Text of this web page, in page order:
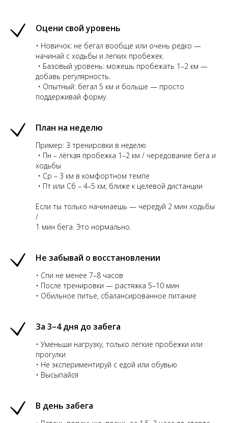
Оцени свой уровень
• Новичок: не бегал вообще или очень редко —
начинай с ходьбы и легких пробежек.
• Базовый уровень: можешь пробежать 1–2 км —
добавь регулярность.
• Опытный: бегал 5 км и больше — просто
поддерживай форму.
План на неделю
Пример: 3 тренировки в неделю
• Пн – лёгкая пробежка 1–2 км / чередование бега и
ходьбы
• Ср – 3 км в комфортном темпе
• Пт или Сб – 4–5 км, ближе к целевой дистанции
Если ты только начинаешь — чередуй 2 мин ходьбы
/
1 мин бега. Это нормально.
Не забывай о восстановлении
• Спи не менее 7–8 часов
• После тренировки — растяжка 5–10 мин
• Обильное питье, сбалансированное питание
За 3–4 дня до забега
• Уменьши нагрузку, только лёгкие пробежки или
прогулки
• Не экспериментируй с едой или обувью
• Высыпайся
В день забега